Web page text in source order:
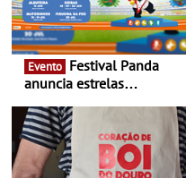
Evento
anuncia estrelas
- Entre Junho e Julho pelo
país